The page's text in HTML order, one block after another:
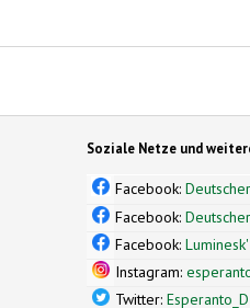
Soziale Netze und
Facebook:
Facebook:
Facebook:Luminesk'
Instagram:
Twitter:Esperanto_D